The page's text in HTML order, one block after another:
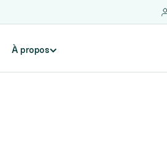
À propos